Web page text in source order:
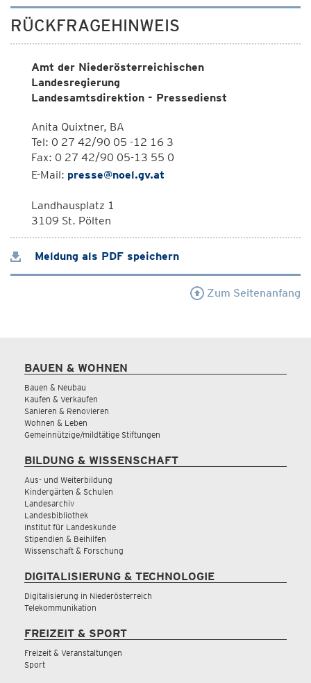
RÜCKFRAGEHINWEIS
Amt der Niederösterreichischen
Landesregierung
Landesamtsdirektion - Pressedienst
Anita Quixtner, BA
Tel: 0 27 42/90 05 -12 16 3
Fax: 0 27 42/90 05-13 55 0
E-Mail: presse@noel.gv.at
Landhausplatz 1
3109 St. Pölten
Meldung als PDF speichern
Zum Seitenanfang
BAUEN & WOHNEN
Bauen & Neubau
Kaufen & Verkaufen
Sanieren & Renovieren
Wohnen & Leben
Gemeinnützige/mildtätige Stiftungen
BILDUNG & WISSENSCHAFT
Aus- und Weiterbildung
Kindergärten & Schulen
Landesarchiv
Landesbibliothek
Institut für Landeskunde
Stipendien & Beihilfen
Wissenschaft & Forschung
DIGITALISIERUNG & TECHNOLOGIE
Digitalisierung in Niederösterreich
Telekommunikation
FREIZEIT & SPORT
Freizeit & Veranstaltungen
Sport